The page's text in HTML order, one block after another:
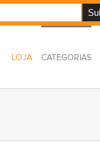
LOJA CATEGORIAS